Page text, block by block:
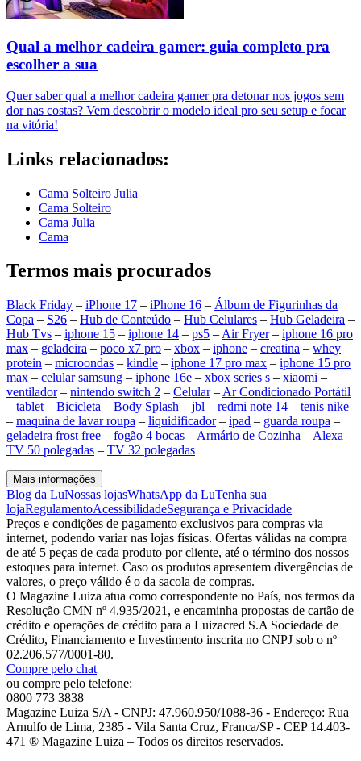
Qual a melhor cadeira gamer: guia completo pra
escolher a sua
Quer saber qual a melhor cadeira gamer pra detonar nos jogos sem
dor nas costas? Vem descobrir o modelo ideal pro seu setup e focar
na vitória!
Links relacionados:
Cama Solteiro Julia
Cama Solteiro
Cama Julia
Cama
Termos mais procurados
Black Friday – iPhone 17 – iPhone 16 – Álbum de Figurinhas da
Copa – S26 – Hub de Conteúdo – Hub Celulares – Hub Geladeira –
Hub Tvs – iphone 15 – iphone 14 – ps5 – Air Fryer– iphone 16 pro
max – geladeira – poco x7 pro – xbox – iphone – creatina – whey
protein – microondas – kindle – iphone 17 pro max – iphone 15 pro
max – celular samsung – iphone 16e – xbox series s – xiaomi –
ventilador– nintendo switch 2 – Celular– Ar Condicionado Portátil
– tablet – Bicicleta – Body Splash – jbl – redmi note 14 – tenis nike
– maquina de lavar roupa – liquidificador– ipad – guarda roupa –
geladeira frost free – fogão 4 bocas – Armário de Cozinha – Alexa –
TV 50 polegadas – TV 32 polegadas
Mais informações
Blog da LuNossas lojasWhatsApp da LuTenha sua
lojaRegulamentoAcessibilidadeSegurança e Privacidade
Preços e condições de pagamento exclusivos para compras via
internet, podendo variar nas lojas físicas. Ofertas válidas na compra
de até 5 peças de cada produto por cliente, até o término dos nossos
estoques para internet. Caso os produtos apresentem divergências de
valores, o preço válido é o da sacola de compras.
O Magazine Luiza atua como correspondente no País, nos termos da
Resolução CMN nº 4.935/2021, e encaminha propostas de cartão de
crédito e operações de crédito para a Luizacred S.A Sociedade de
Crédito, Financiamento e Investimento inscrita no CNPJ sob o nº
02.206.577/0001-80.
Compre pelo chat
ou compre pelo telefone:
0800 773 3838
Magazine Luiza S/A - CNPJ: 47.960.950/1088-36 - Endereço: Rua
Arnulfo de Lima, 2385 - Vila Santa Cruz, Franca/SP - CEP 14.403-
471 ® Magazine Luiza – Todos os direitos reservados.